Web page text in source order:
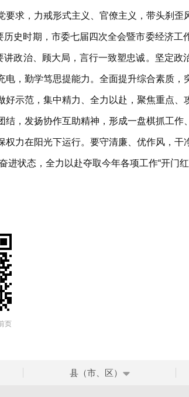
求，力戒形式主义、官僚主义，带头刹歪
史时期，市委七届四次全会暨市委经济工
政治、顾大局，言行一致塑忠诚。坚定政
，勤学笃思提能力。全面提升综合素质，
示范，集中精力、全力以赴，聚焦重点、
，发扬协作互助精神，形成一盘棋抓工作
力在阳光下运行。要守清廉、优作风，干
状态，全力以赴夺取今年各项工作“开门红”
页
县（市、区）